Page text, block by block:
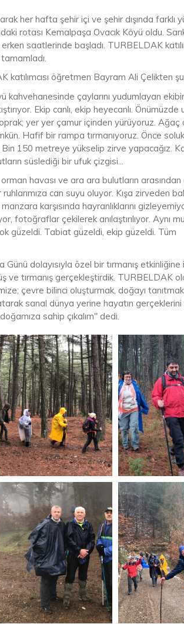
her hafta şehir içi ve şehir dışında farklı
rotası Kemalpaşa Ovacık Köyü oldu.
saatlerinde başladı. TURBELDAK
katılımcısı öğretmen Bayram Ali Çelikten
çaylarını yudumlayan
Ekip canlı, ekip heyecanlı. Önümüzde
yer yer çamur içinden yürüyoruz. Ağaç
Hafif bir rampa tırmanıyoruz. Önce
150 metreye yükselip zirve yapacağız.
süslediği bir ufuk çizgisi...
havası ve ara ara bulutların arasından
can suyu oluyor. Kışa zirveden
karşısında hayranlıklarını
fotoğraflar çekilerek anılaştırılıyor. Aynı
güzeldi. Tabiat güzeldi, ekip güzeldi. Tüm
dolayısıyla özel bir tırmanış etkinliğine
ve tırmanış gerçekleştirdik. TURBELDAK
çevre bilinci oluşturmak, doğayı
sanal dünya yerine hayatın
sahip çıkalım" dedi.